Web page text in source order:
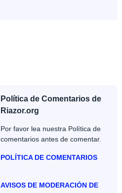
Política de Comentarios de
Riazor.org
Por favor lea nuestra Política de
comentarios antes de comentar.
POLÍTICA DE COMENTARIOS
AVISOS DE MODERACIÓN DE